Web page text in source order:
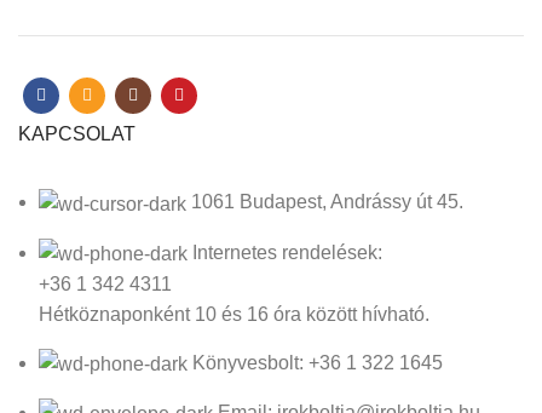
KAPCSOLAT
1061 Budapest, Andrássy út 45.
Internetes rendelések:
+36 1 342 4311
Hétköznaponként 10 és 16 óra között hívható.
Könyvesbolt: +36 1 322 1645